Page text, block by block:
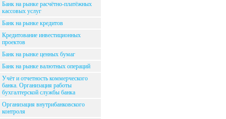
Банк на рынке расчётно-платёжных
кассовых услуг
Банк на рынке кредитов
Кредитование инвестиционных
проектов
Банк на рынке ценных бумаг
Банк на рынке валютных операций
Учёт и отчетность коммерческого
банка. Организация работы
бухгалтерской службы банка
Организация внутрибанковского
контроля